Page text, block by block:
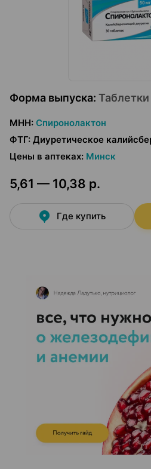
Форма выпуска: Таблетки
МНН: Спиронолактон
ФТГ: Диуретическое
Цены в аптеках: Минск
5,61 — 10,38 р.
Где купить